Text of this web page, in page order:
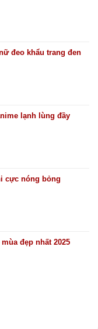
đeo khẩu trang đen
lạnh lùng đầy
cực nóng bỏng
đẹp nhất 2025